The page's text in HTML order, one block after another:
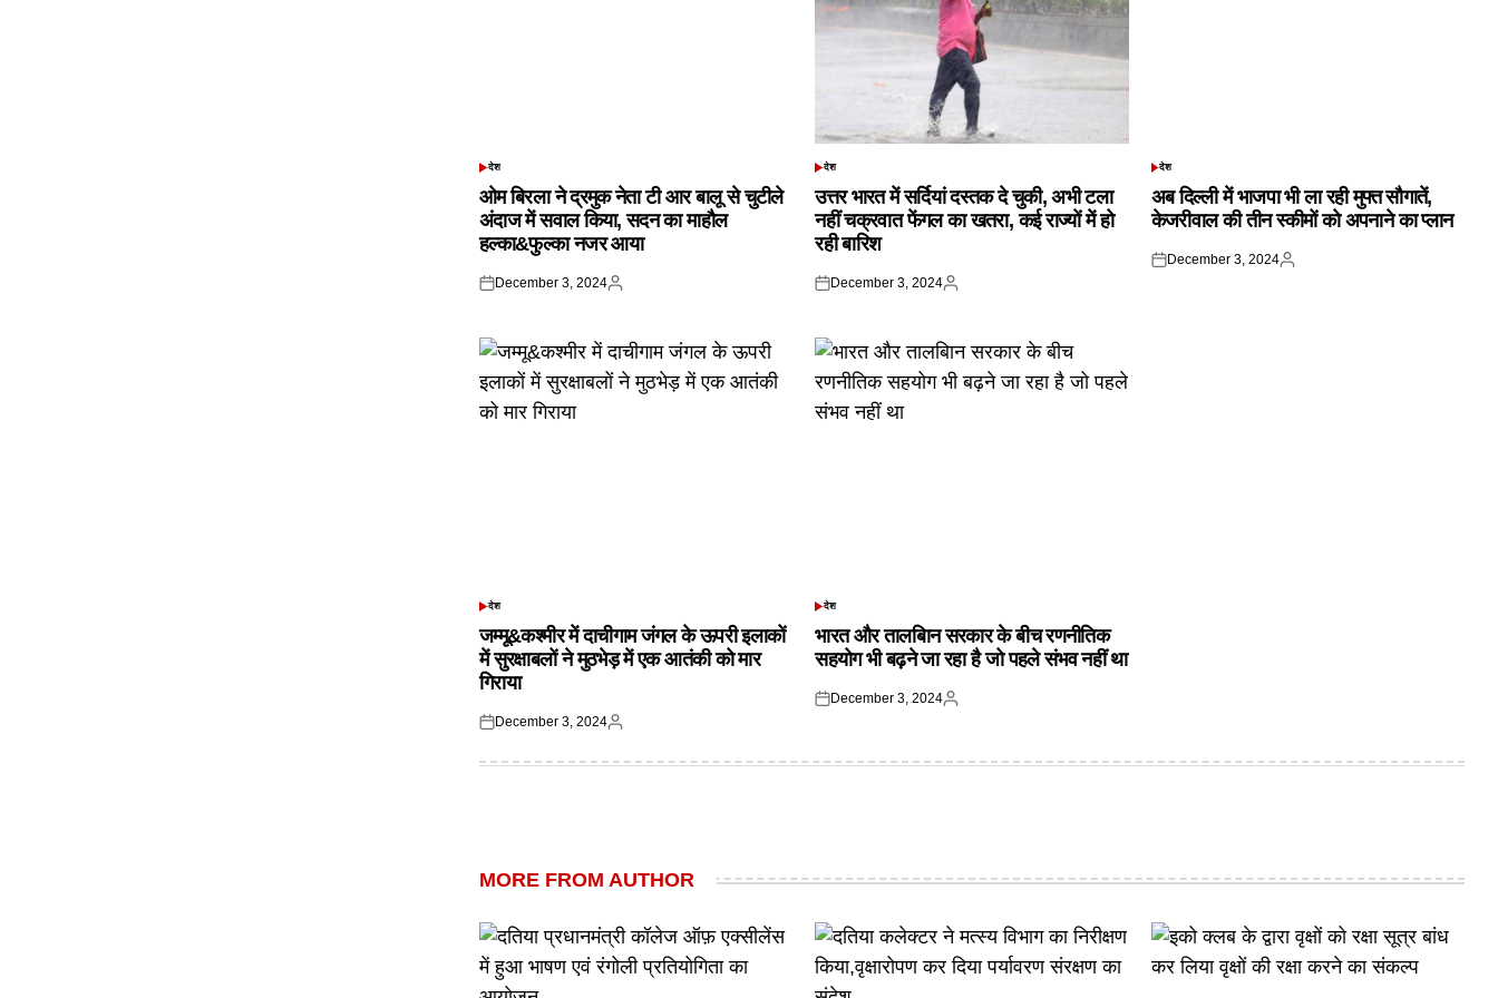
POSTED
देश
ओम बिरला ने द्रमुक नेता टी आर बालू से चुटीले
अंदाज में सवाल किया, सदन का माहौल
हल्का&फुल्का नजर आया
Posted
December 3, 2024
Posted
POSTED
देश
उत्तर भारत में सर्दियां दस्तक दे चुकी, अभी टला
नहीं चक्रवात फेंगल का खतरा, कई राज्यों में हो
रही बारिश
Posted
December 3, 2024
Posted
POSTED
देश
अब दिल्ली में भाजपा भी ला रही मुफ्त सौगातें,
केजरीवाल की तीन स्कीमों को अपनाने का प्लान
Posted
December 3, 2024
Posted
POSTED
देश
जम्मू&कश्मीर में दाचीगाम जंगल के ऊपरी इलाकों
में सुरक्षाबलों ने मुठभेड़ में एक आतंकी को मार
गिराया
Posted
December 3, 2024
Posted
POSTED
देश
भारत और तालबिान सरकार के बीच रणनीतिक
सहयोग भी बढ़ने जा रहा है जो पहले संभव नहीं था
Posted
December 3, 2024
Posted
MORE FROM AUTHOR